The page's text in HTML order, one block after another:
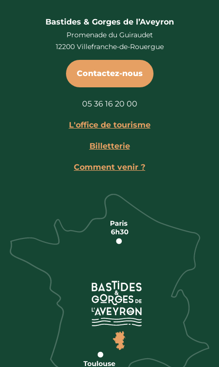
Bastides & Gorges de l’Aveyron
Promenade du Guiraudet
12200 Villefranche-de-Rouergue
Contactez-nous
05 36 16 20 00
L'office de tourisme
Billetterie
Comment venir ?